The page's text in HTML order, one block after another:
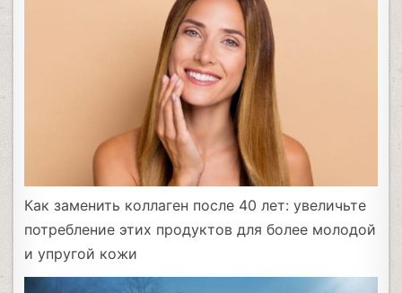
Как заменить коллаген после 40 лет: увеличьте
потребление этих продуктов для более молодой
и упругой кожи